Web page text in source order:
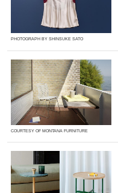
PHOTOGRAPH BY SHINSUKE SATO
COURTESY OF MONTANA FURNITURE